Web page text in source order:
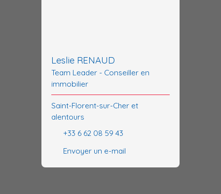
Leslie RENAUD
Team Leader - Conseiller en
immobilier
Saint-Florent-sur-Cher et
alentours
+33 6 62 08 59 43
Envoyer un e-mail